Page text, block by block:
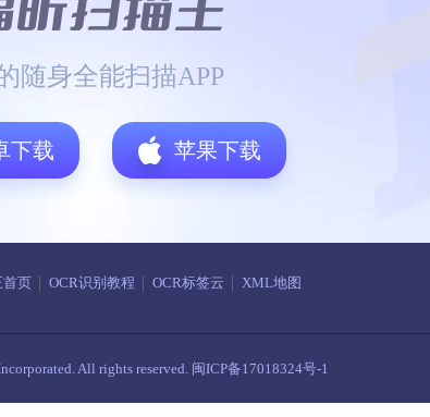
随身全能扫描APP
下载 苹果下载
首页 OCR识别教程 OCR标签云 XML地图
All rights reserved. 闽ICP备17018324号-1